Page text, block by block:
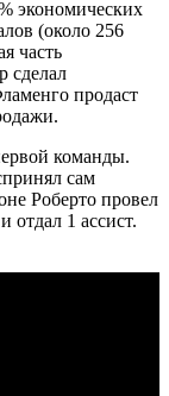
экономических
(около 256
часть
сделал
продаст
команды.
сам
Роберто провел
отдал 1 ассист.